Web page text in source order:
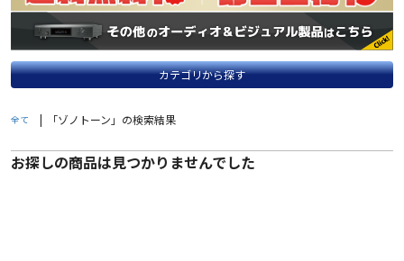
カテゴリから探す
全て | 「ゾノトーン」の検索結果
お探しの商品は見つかりませんでした